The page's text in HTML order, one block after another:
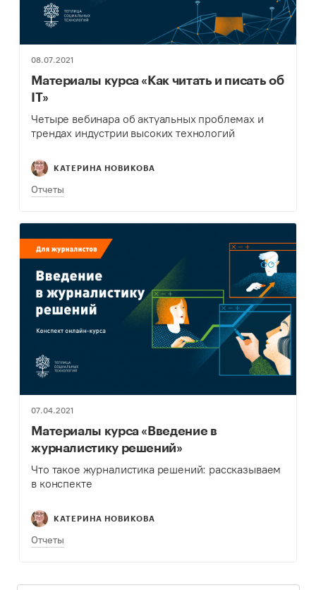
08.07.2021
Материалы курса «Как читать и писать об
IT»
Четыре вебинара об актуальных проблемах и
трендах индустрии высоких технологий
КАТЕРИНА НОВИКОВА
Отчеты
07.04.2021
Материалы курса «Введение в
журналистику решений»
Что такое журналистика решений: рассказываем
в конспекте
КАТЕРИНА НОВИКОВА
Отчеты